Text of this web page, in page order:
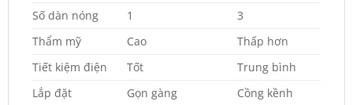
Số dàn nóng
1
3
Thẩm mỹ
Cao
Thấp hơn
Tiết kiệm điện
Tốt
Trung bình
Lắp đặt
Gọn gàng
Cồng kềnh